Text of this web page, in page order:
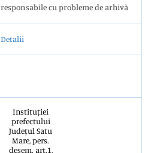
responsabile cu probleme de arhivă
Detalii
Instituției
prefectului
Județul Satu
Mare, pers.
desem. art.1,